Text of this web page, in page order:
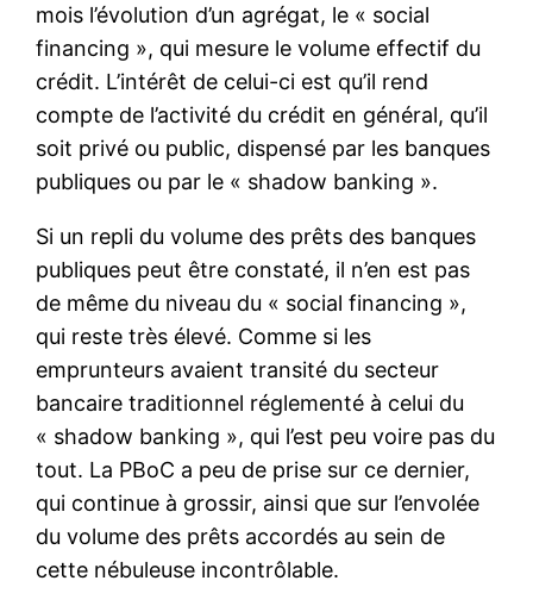
mois l’évolution d’un agrégat, le « social
financing », qui mesure le volume effectif du
crédit. L’intérêt de celui-ci est qu’il rend
compte de l’activité du crédit en général, qu’il
soit privé ou public, dispensé par les banques
publiques ou par le « shadow banking ».
Si un repli du volume des prêts des banques
publiques peut être constaté, il n’en est pas
de même du niveau du « social financing »,
qui reste très élevé. Comme si les
emprunteurs avaient transité du secteur
bancaire traditionnel réglementé à celui du
« shadow banking », qui l’est peu voire pas du
tout. La PBoC a peu de prise sur ce dernier,
qui continue à grossir, ainsi que sur l’envolée
du volume des prêts accordés au sein de
cette nébuleuse incontrôlable.